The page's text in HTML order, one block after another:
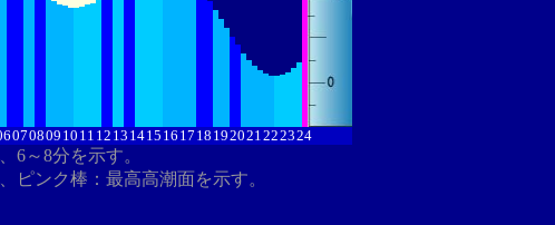
070809 10 11 12 13 1415 16 17 18 192021222324
6～8分を示す。
ピンク棒：最高高潮面を示す。